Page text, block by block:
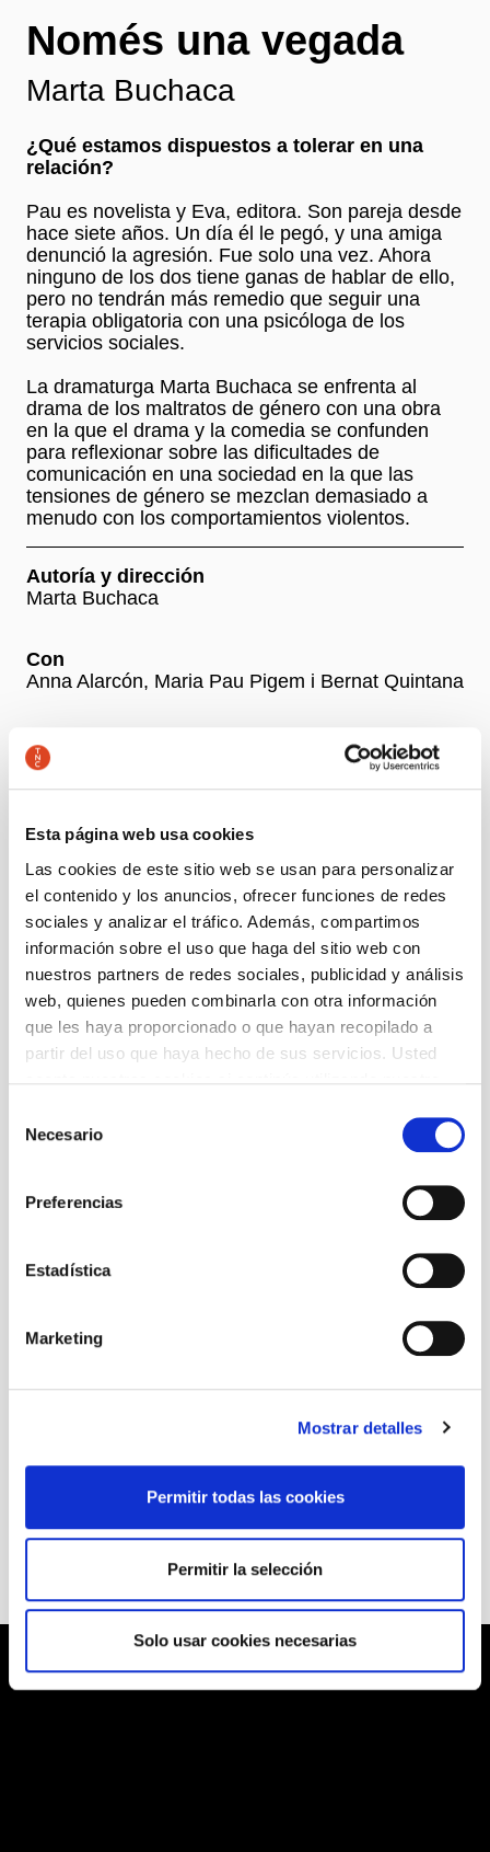
Esta página web usa cookies
Las cookies de este sitio web se usan para personalizar
el contenido y los anuncios, ofrecer funciones de redes
sociales y analizar el tráfico. Además, compartimos
información sobre el uso que haga del sitio web con
nuestros partners de redes sociales, publicidad y análisis
web, quienes pueden combinarla con otra información
que les haya proporcionado o que hayan recopilado a
partir del uso que haya hecho de sus servicios. Usted
Necesario
Preferencias
Estadística
Marketing
Mostrar detalles
Permitir todas las cookies
Permitir la selección
Solo usar cookies necesarias
Només una vegada
Marta Buchaca
¿Qué estamos dispuestos a tolerar en una
relación?
Pau es novelista y Eva, editora. Son pareja desde
hace siete años. Un día él le pegó, y una amiga
denunció la agresión. Fue solo una vez. Ahora
ninguno de los dos tiene ganas de hablar de ello,
pero no tendrán más remedio que seguir una
terapia obligatoria con una psicóloga de los
servicios sociales.
La dramaturga Marta Buchaca se enfrenta al
drama de los maltratos de género con una obra
en la que el drama y la comedia se confunden
para reflexionar sobre las dificultades de
comunicación en una sociedad en la que las
tensiones de género se mezclan demasiado a
menudo con los comportamientos violentos.
Autoría y dirección
Marta Buchaca
Con
Anna Alarcón, Maria Pau Pigem i Bernat Quintana
+ Ficha artística
Precios
-50% Jóvenes, parados y personas con discapacidad:
Precio general: 24 €
Abona’t ara al TNC! Venda d’entrades generals a partir
de l'1 de juliol: 20 €
Información general
1 h 30 min
A partir de 14 años
Horarios
Miércoles a las 19 h
1 h 30 min
Programa
Descargar